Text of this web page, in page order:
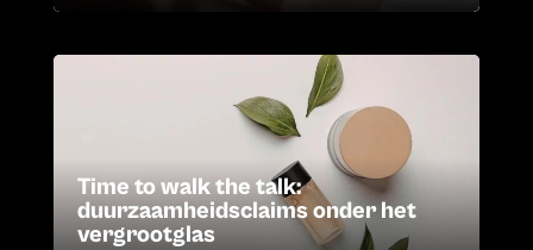
Time to walk the talk:
duurzaamheidsclaims onder het
vergrootglas